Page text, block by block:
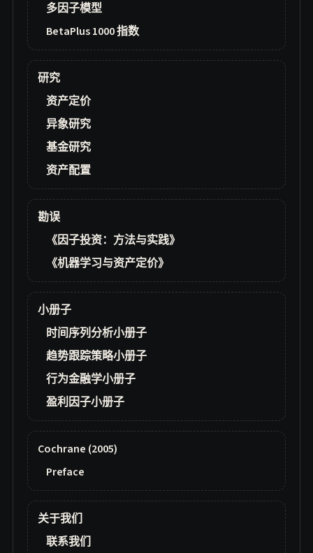
多因子模型
BetaPlus 1000 指数
研究
资产定价
异象研究
基金研究
资产配置
勘误
《因子投资：方法与实践》
《机器学习与资产定价》
小册子
时间序列分析小册子
趋势跟踪策略小册子
行为金融学小册子
盈利因子小册子
Cochrane (2005)
Preface
关于我们
联系我们